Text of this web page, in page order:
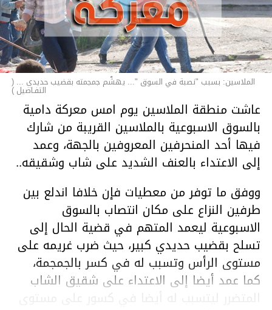
الملاسين: بسبب "نصبة في السوق "... يهشّم جمجمته بقضيب حديدي ... (
التفـاصيل )
عاشت منطقة الملاسين يوم امس معركة دامية
بالسوق الاسبوعية بالملاسين القريبة من شارك
فيها أحد المنحرفين المعروفين بالجهة، وعمد
إلى الاعتداء بالعنف الشديد على شاب وشقيقه..
ووفق ما توفر من معطيات فإن خلافا اندلع بين
طرفين النزاع على مكان انتصاب بالسوق
الاسبوعية ليعمد المتهم في قضية الحال إلى
تسلح بقضيب حديدي كبير، حيث ضرب غريمه على
مستوى الرأس وتسبب له في كسر بالجمجمة،
كما عمد أيضا إلى الاعتداء على شقيق الشاب
المتضرر ليتسبب له أيضا في كسور على مستوى